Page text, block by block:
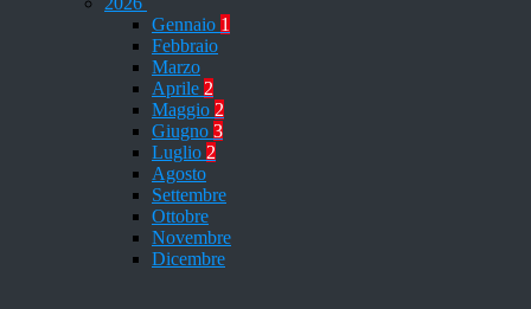
Gennaio 1
Febbraio
Marzo
Aprile 2
Maggio 2
Giugno 3
Luglio 2
Agosto
Settembre
Ottobre
Novembre
Dicembre